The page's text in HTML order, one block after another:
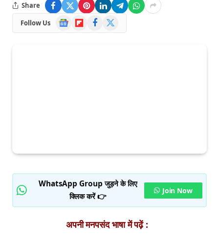
Share
Follow Us
Google
News
FlipboardFacebook
WhatsApp Group जुड़ने के लिए
क्लिक करें 👉
Join Now
अपनी मनपसंद भाषा में पढ़ें :